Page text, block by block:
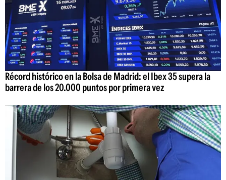
Récord histórico en la Bolsa de Madrid: el Ibex 35 supera la
barrera de los 20.000 puntos por primera vez